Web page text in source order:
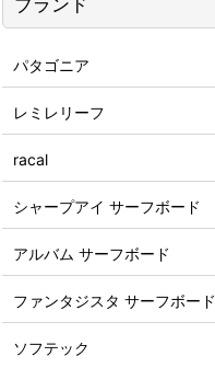
パタゴニア
レミレリーフ
racal
シャープアイ サーフボード
アルバム サーフボード
ファンタジスタ サーフボード
ソフテック